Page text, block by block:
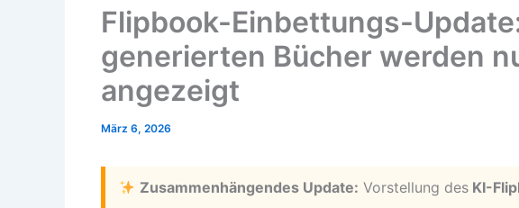
Flipbook-Einbettungs-
generierten Bücher werden
angezeigt
März 6, 2026
Zusammenhängendes Update: Vorstellung des KI-